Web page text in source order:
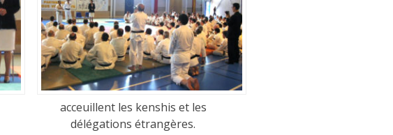
acceuillent les kenshis et les
délégations étrangères.